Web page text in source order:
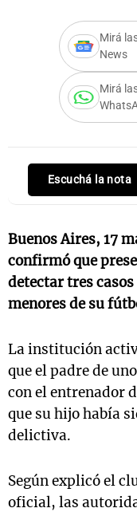
Mirá
News
Mirá
Escuchá la nota
Buenos Aires, 17
confirmó que
detectar tres
menores de su
La institución
que el padre de
con el entrenador
que su hijo había
delictiva.
Según explicó el
oficial, las